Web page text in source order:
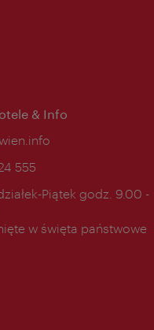
& Info
555
Piątek godz. 9.00 -
w święta państwowe